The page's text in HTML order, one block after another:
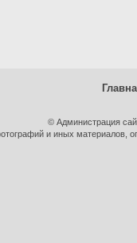
© Администрация
и иных материалов,